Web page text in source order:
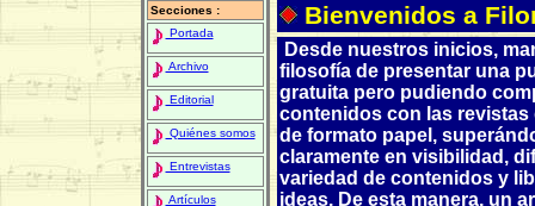
Secciones :
Portada
Archivo
Editorial
Quiénes somos
Entrevistas
Artículos
Bienvenidos a
Desde nuestros inicios,
filosofía de presentar una
gratuita pero pudiendo
contenidos con las revistas
de formato papel,
claramente en visibilidad,
variedad de contenidos y
ideas. De esta manera, un